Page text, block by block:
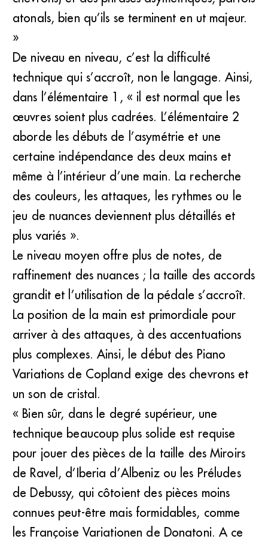
atonals, bien qu’ils se terminent en ut majeur.
»
De niveau en niveau, c’est la difficulté
technique qui s’accroît, non le langage. Ainsi,
dans l’élémentaire 1, « il est normal que les
œuvres soient plus cadrées. L’élémentaire 2
aborde les débuts de l’asymétrie et une
certaine indépendance des deux mains et
même à l’intérieur d’une main. La recherche
des couleurs, les attaques, les rythmes ou le
jeu de nuances deviennent plus détaillés et
plus variés ».
Le niveau moyen offre plus de notes, de
raffinement des nuances ; la taille des accords
grandit et l’utilisation de la pédale s’accroît.
La position de la main est primordiale pour
arriver à des attaques, à des accentuations
plus complexes. Ainsi, le début des Piano
Variations de Copland exige des chevrons et
un son de cristal.
« Bien sûr, dans le degré supérieur, une
technique beaucoup plus solide est requise
pour jouer des pièces de la taille des Miroirs
de Ravel, d’Iberia d’Albeniz ou les Préludes
de Debussy, qui côtoient des pièces moins
connues peut-être mais formidables, comme
les Françoise Variationen de Donatoni. A ce